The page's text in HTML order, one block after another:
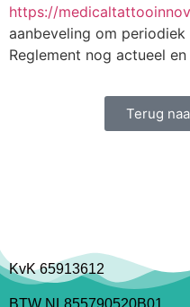
https://
aanbeveling om
Reglement nog actueel
Terug
KvK 65913612
BTW NL855790520B01